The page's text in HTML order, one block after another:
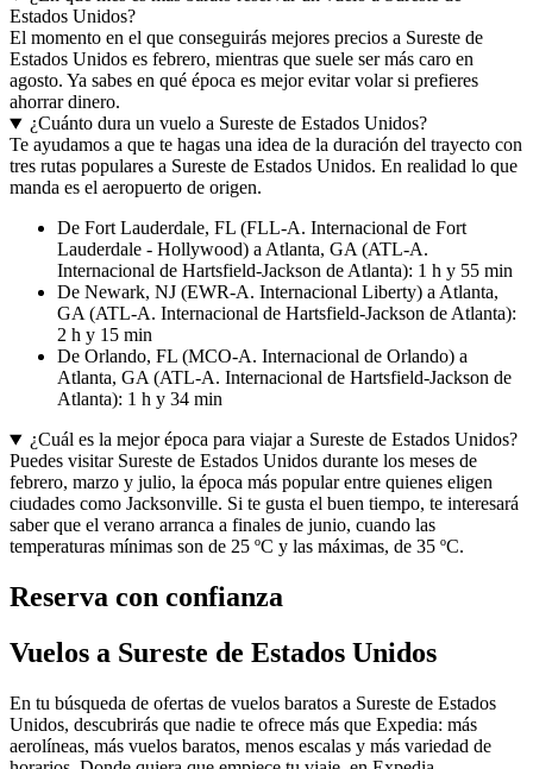
Estados Unidos?
El momento en el que conseguirás mejores precios a Sureste de
Estados Unidos es febrero, mientras que suele ser más caro en
agosto. Ya sabes en qué época es mejor evitar volar si prefieres
ahorrar dinero.
¿Cuánto dura un vuelo a Sureste de Estados Unidos?
Te ayudamos a que te hagas una idea de la duración del trayecto con
tres rutas populares a Sureste de Estados Unidos. En realidad lo que
manda es el aeropuerto de origen.
De Fort Lauderdale, FL (FLL-A. Internacional de Fort
Lauderdale - Hollywood) a Atlanta, GA (ATL-A.
Internacional de Hartsfield-Jackson de Atlanta): 1 h y 55 min
De Newark, NJ (EWR-A. Internacional Liberty) a Atlanta,
GA (ATL-A. Internacional de Hartsfield-Jackson de Atlanta):
2 h y 15 min
De Orlando, FL (MCO-A. Internacional de Orlando) a
Atlanta, GA (ATL-A. Internacional de Hartsfield-Jackson de
Atlanta): 1 h y 34 min
¿Cuál es la mejor época para viajar a Sureste de Estados Unidos?
Puedes visitar Sureste de Estados Unidos durante los meses de
febrero, marzo y julio, la época más popular entre quienes eligen
ciudades como Jacksonville. Si te gusta el buen tiempo, te interesará
saber que el verano arranca a finales de junio, cuando las
temperaturas mínimas son de 25 ºC y las máximas, de 35 ºC.
Reserva con confianza
Vuelos a Sureste de Estados Unidos
En tu búsqueda de ofertas de vuelos baratos a Sureste de Estados
Unidos, descubrirás que nadie te ofrece más que Expedia: más
aerolíneas, más vuelos baratos, menos escalas y más variedad de